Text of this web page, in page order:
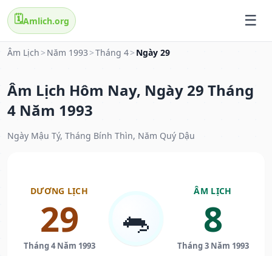
🗓️Amlich.org
Âm Lịch > Năm 1993 >Tháng 4> Ngày 29
Âm Lịch Hôm Nay, Ngày 29 Tháng
4 Năm 1993
Ngày Mậu Tý, Tháng Bính Thìn, Năm Quý Dậu
DƯƠNG LỊCH
29
Tháng 4 Năm 1993
🐀
ÂM LỊCH
8
Tháng 3 Năm 1993